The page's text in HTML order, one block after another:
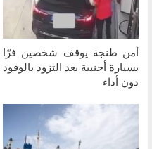
أمن طنجة يوقف شخصين فرّا
بسيارة أجنبية بعد التزود بالوقود
دون أداء